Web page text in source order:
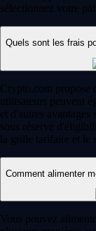
sélectionnez votre
Quels sont les frais
Crypto.com propose
utilisateurs peuvent
et d'autres
sous réserve
la grille tarifaire et le
Comment alimenter
Vous pouvez